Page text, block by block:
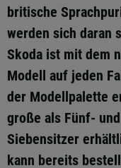
britische
werden sich daran
Skoda ist mit dem
Modell auf jeden
der Modellpalette
große als Fünf- und
Siebensitzer
kann bereits